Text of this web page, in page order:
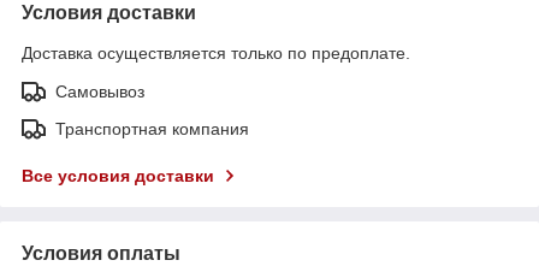
Условия доставки
Доставка осуществляется только по предоплате.
Самовывоз
Транспортная компания
Все условия доставки
Условия оплаты